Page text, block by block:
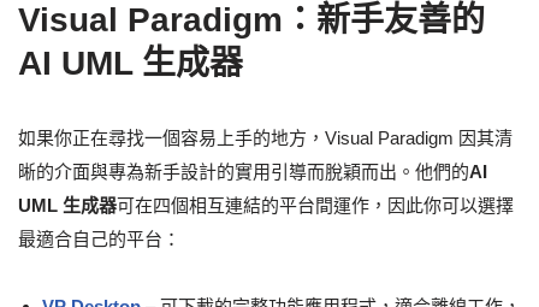
Visual Paradigm：新手友善的
AI UML 生成器
如果你正在尋找一個容易上手的地方，Visual Paradigm 因其清
晰的介面與專為新手設計的實用引導而脫穎而出。他們的AI
UML 生成器可在四個相互連結的平台間運作，因此你可以選擇
最適合自己的平台：